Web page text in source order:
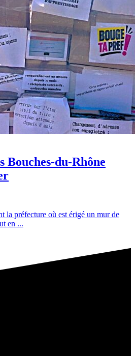
Bouches-du-Rhône
la préfecture où est érigé un mur de
en ...